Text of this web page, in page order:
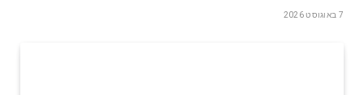
7 באוגוסט 2026